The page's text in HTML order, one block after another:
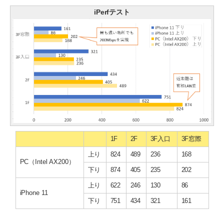
iPerfテスト
1F 2F 3F入口 3F窓際
PC（Intel AX200）
上り 824 489 236 168
下り 874 405 235 202
iPhone 11
上り 622 246 130 86
下り 751 434 321 161